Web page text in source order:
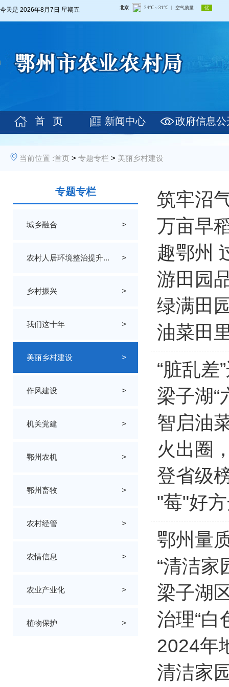
今天是 2026年8月7日 星期五
首 页 新闻中心 政府信息公
当前位置 :首页 > 专题专栏 > 美丽乡村建设
专题专栏
城乡融合 >
农村人居环境整治提升... >
乡村振兴 >
我们这十年 >
美丽乡村建设 >
作风建设 >
机关党建 >
鄂州农机 >
鄂州畜牧 >
农村经管 >
农情信息 >
农业产业化 >
植物保护 >
筑牢沼
万亩早
趣鄂州
游田园
绿满田
油菜田
“脏乱差
梁子湖“
智启油
火出圈
登省级
"莓"好
鄂州量
“清洁家
梁子湖
治理“
2024年
清洁家